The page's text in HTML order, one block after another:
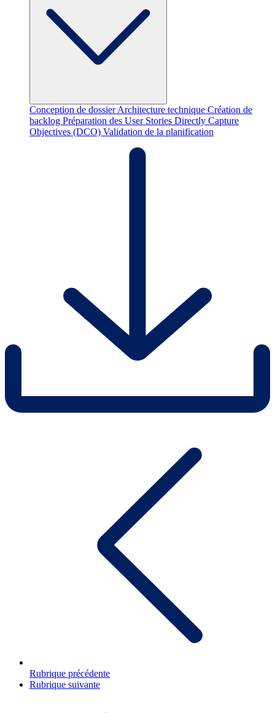
Conception de dossierArchitecture technique Création de
backlog Préparation des User Stories Directly Capture
Objectives (DCO) Validation de la planification
Rubrique précédente
Rubrique suivante